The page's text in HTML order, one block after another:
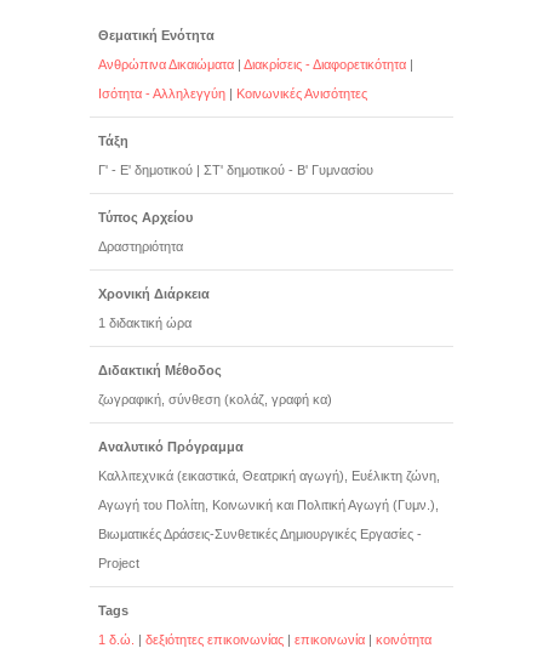
Θεματική Ενότητα
Ανθρώπινα Δικαιώματα | Διακρίσεις - Διαφορετικότητα |
Ισότητα - Αλληλεγγύη | Κοινωνικές Ανισότητες
Τάξη
Γ' - Ε' δημοτικού | ΣΤ' δημοτικού - Β' Γυμνασίου
Τύπος Αρχείου
Δραστηριότητα
Χρονική Διάρκεια
1 διδακτική ώρα
Διδακτική Μέθοδος
ζωγραφική, σύνθεση (κολάζ, γραφή κα)
Αναλυτικό Πρόγραμμα
Καλλιτεχνικά (εικαστικά, Θεατρική αγωγή), Ευέλικτη ζώνη,
Αγωγή του Πολίτη, Κοινωνική και Πολιτική Αγωγή (Γυμν.),
Βιωματικές Δράσεις-Συνθετικές Δημιουργικές Εργασίες -
Project
Tags
1 δ.ώ.
| δεξιότητες επικοινωνίας | επικοινωνία | κοινότητα